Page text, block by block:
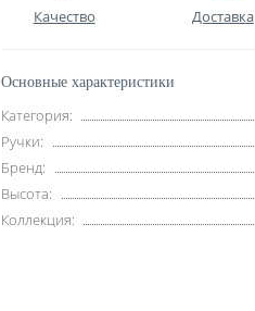
Качество Доставка
Основные характеристики
Категория:
Ручки:
Бренд:
Высота:
Коллекция: